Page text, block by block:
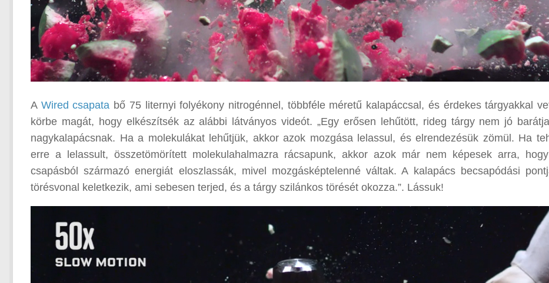
A Wired csapata bő 75 liternyi folyékony nitrogénnel, többféle méretű kalapáccsal, és érdekes tárgyakkal
körbe magát, hogy elkészítsék az alábbi látványos videót. „Egy erősen lehűtött, rideg tárgy nem jó
nagykalapácsnak. Ha a molekulákat lehűtjük, akkor azok mozgása lelassul, és elrendezésük zömül. Ha
erre a lelassult, összetömörített molekulahalmazra rácsapunk, akkor azok már nem képesek arra,
csapásból származó energiát eloszlassák, mivel mozgásképtelenné váltak. A kalapács becsapódási
törésvonal keletkezik, ami sebesen terjed, és a tárgy szilánkos törését okozza.”. Lássuk!